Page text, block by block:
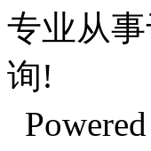
专业从
询!